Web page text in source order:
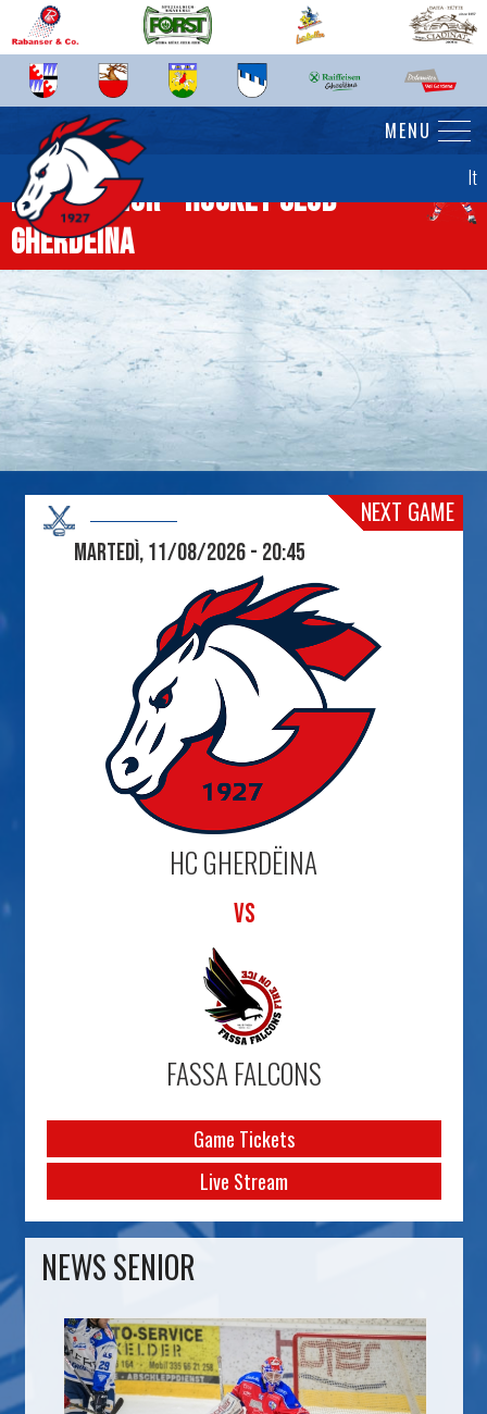
It
MENU
News senior - Hockey Club
Gherdëina
NEXT GAME
Martedì, 11/08/2026 - 20:45
HC GHERDËINA
VS
FASSA FALCONS
Game Tickets
Live Stream
NEWS SENIOR